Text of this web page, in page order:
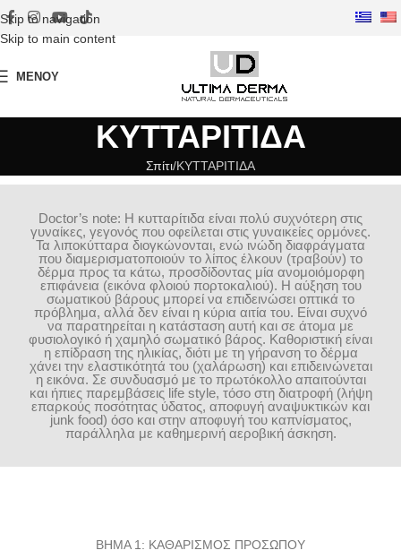
Skip to navigation
Skip to main content
ΜΕΝΟΎ
ΚΥΤΤΑΡΙΤΙΔΑ
Σπίτι ΚΥΤΤΑΡΙΤΙΔΑ
Doctor’s note: Η κυτταρίτιδα είναι πολύ συχνότερη στις
γυναίκες, γεγονός που οφείλεται στις γυναικείες ορμόνες.
Τα λιποκύτταρα διογκώνονται, ενώ ινώδη διαφράγματα
που διαμερισματοποιούν το λίπος έλκουν (τραβούν) το
δέρμα προς τα κάτω, προσδίδοντας μία ανομοιόμορφη
επιφάνεια (εικόνα φλοιού πορτοκαλιού). Η αύξηση του
σωματικού βάρους μπορεί να επιδεινώσει οπτικά το
πρόβλημα, αλλά δεν είναι η κύρια αιτία του. Είναι συχνό
να παρατηρείται η κατάσταση αυτή και σε άτομα με
φυσιολογικό ή χαμηλό σωματικό βάρος. Καθοριστική είναι
η επίδραση της ηλικίας, διότι με τη γήρανση το δέρμα
χάνει την ελαστικότητά του (χαλάρωση) και επιδεινώνεται
η εικόνα. Σε συνδυασμό με το πρωτόκολλο απαιτούνται
και ήπιες παρεμβάσεις life style, τόσο στη διατροφή (λήψη
επαρκούς ποσότητας ύδατος, αποφυγή αναψυκτικών και
junk food) όσο και στην αποφυγή του καπνίσματος,
παράλληλα με καθημερινή αεροβική άσκηση.
ΒΗΜΑ 1: ΚΑΘΑΡΙΣΜΟΣ ΠΡΟΣΩΠΟΥ